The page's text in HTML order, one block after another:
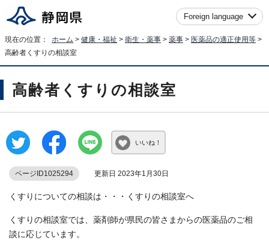
Foreign language
現在の位置： ホーム > 健康・福祉 > 衛生・薬事 > 薬事 > 医薬品の適正使用等 >
高齢者くすりの相談室
高齢者くすりの相談室
いいね！
ページID1025294 更新日 2023年1月30日
くすりについての相談は・・・くすりの相談室へ
くすりの相談室では、薬剤師が県民の皆さまからの医薬品のご相
談に応じています。